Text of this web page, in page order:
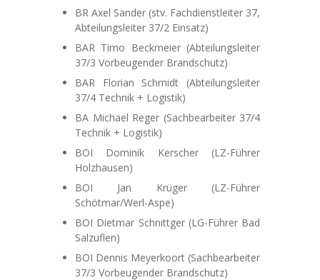
BR Axel Sander (stv. Fachdienstleiter 37,
Abteilungsleiter 37/2 Einsatz)
BAR Timo Beckmeier (Abteilungsleiter
37/3 Vorbeugender Brandschutz)
BAR Florian Schmidt (Abteilungsleiter
37/4 Technik + Logistik)
BA Michael Reger (Sachbearbeiter 37/4
Technik + Logistik)
BOI Dominik Kerscher (LZ-Führer
Holzhausen)
BOI Jan Krüger (LZ-Führer
Schötmar/Werl-Aspe)
BOI Dietmar Schnittger (LG-Führer Bad
Salzuflen)
BOI Dennis Meyerkoort (Sachbearbeiter
37/3 Vorbeugender Brandschutz)